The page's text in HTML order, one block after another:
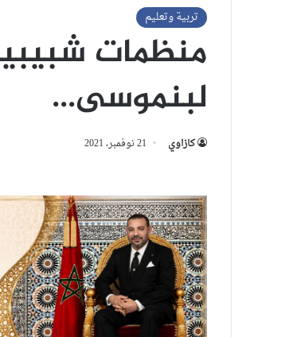
تربية وتعليم
لبنموسى…
كازاوي 21 نوفمبر، 2021